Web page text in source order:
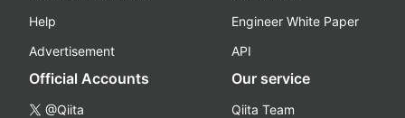
Help
Advertisement
Engineer White Paper
API
Official Accounts
@Qiita
Our service
Qiita Team